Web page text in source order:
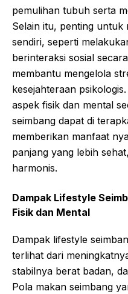
pemulihan tubuh serta
Selain itu, penting untuk
sendiri, seperti
berinteraksi sosial
membantu mengelola
kesejahteraan
aspek fisik dan mental
seimbang dapat di
memberikan manfaat
panjang yang lebih
harmonis.
Dampak Lifestyle
Fisik dan Mental
Dampak lifestyle
terlihat dari
stabilnya berat badan,
Pola makan seimbang